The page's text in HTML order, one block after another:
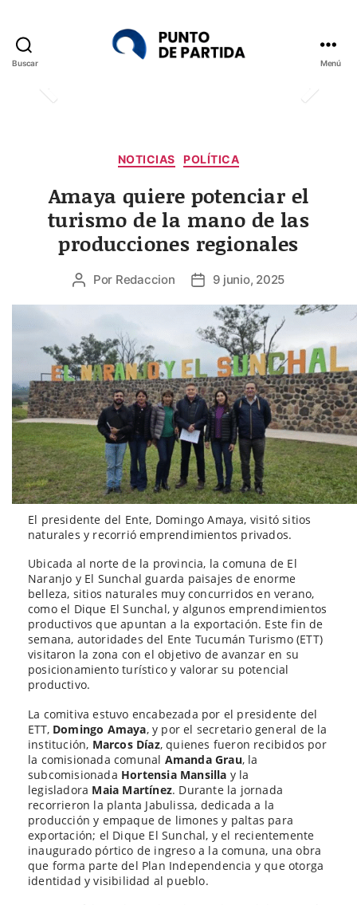
Buscar Menú
Categorías
NOTICIAS POLÍTICA
Amaya quiere potenciar el
turismo de la mano de las
producciones regionales
Autor
entrada
Por Redaccion
Fecha
entrada
9 junio, 2025
El presidente del Ente, Domingo Amaya, visitó sitios
naturales y recorrió emprendimientos privados.
Ubicada al norte de la provincia, la comuna de El
Naranjo y El Sunchal guarda paisajes de enorme
belleza, sitios naturales muy concurridos en verano,
como el Dique El Sunchal, y algunos emprendimientos
productivos que apuntan a la exportación. Este fin de
semana, autoridades del Ente Tucumán Turismo (ETT)
visitaron la zona con el objetivo de avanzar en su
posicionamiento turístico y valorar su potencial
productivo.
La comitiva estuvo encabezada por el presidente del
ETT, Domingo Amaya, y por el secretario general de la
institución, Marcos Díaz, quienes fueron recibidos por
la comisionada comunal Amanda Grau, la
subcomisionada Hortensia Mansilla y la
legisladora Maia Martínez. Durante la jornada
recorrieron la planta Jabulissa, dedicada a la
producción y empaque de limones y paltas para
exportación; el Dique El Sunchal, y el recientemente
inaugurado pórtico de ingreso a la comuna, una obra
que forma parte del Plan Independencia y que otorga
identidad y visibilidad al pueblo.